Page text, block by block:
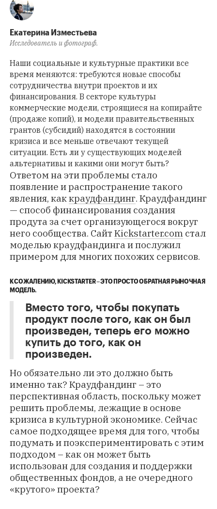
Екатерина Изместьева
Исследователь и фотограф.
Наши социальные и культурные практики все
время меняются: требуются новые способы
сотрудничества внутри проектов и их
финансирования. В секторе культуры
коммерческие модели, строящиеся на копирайте
(продаже копий), и модели правительственных
грантов (субсидий) находятся в состоянии
кризиса и все меньше отвечают текущей
ситуации. Есть ли у существующих моделей
альтернативы и какими они могут быть?
Ответом на эти проблемы стало
появление и распространение такого
явления, каккраудфандинг. Краудфандинг
— способ финансирования создания
продута за счет организующегося вокруг
него сообщества. Сайт Kickstarter.com стал
моделью краудфандинга и послужил
примером для многих похожих сервисов.
К СОЖАЛЕНИЮ, KICKSTARTER – ЭТО ПРОСТО ОБРАТНАЯ РЫНОЧНАЯ
МОДЕЛЬ.
Вместо того, чтобы покупать
продукт после того, как он был
произведен, теперь его можно
купить до того, как он
произведен.
Но обязательно ли это должно быть
именно так? Краудфандинг – это
перспективная область, поскольку может
решить проблемы, лежащие в основе
кризиса в культурной экономике. Сейчас
самое подходящее время для того, чтобы
подумать и поэкспериментировать с этим
подходом – как он может быть
использован для создания и поддержки
общественных фондов, а не очередного
«крутого» проекта?